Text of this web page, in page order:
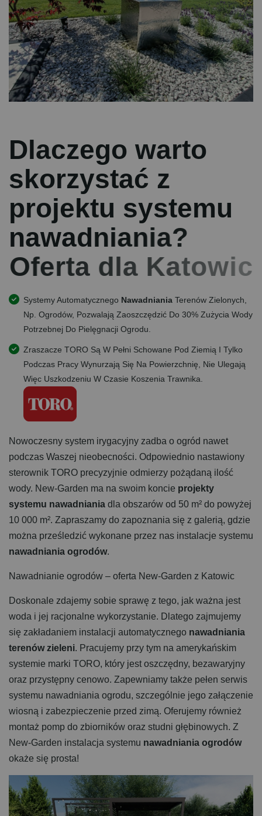
Dlaczego warto
skorzystać z
projektu systemu
nawadniania?
Oferta dla Katowic
Systemy Automatycznego Nawadniania Terenów Zielonych,
Np. Ogrodów, Pozwalają Zaoszczędzić Do 30% Zużycia Wody
Potrzebnej Do Pielęgnacji Ogrodu.
Zraszacze TORO Są W Pełni Schowane Pod Ziemią I Tylko
Podczas Pracy Wynurzają Się Na Powierzchnię, Nie Ulegają
Więc Uszkodzeniu W Czasie Koszenia Trawnika.
Nowoczesny system irygacyjny zadba o ogród nawet
podczas Waszej nieobecności. Odpowiednio nastawiony
sterownik TORO precyzyjnie odmierzy pożądaną ilość
wody. New-Garden ma na swoim koncie projekty
systemu nawadniania dla obszarów od 50 m² do powyżej
10 000 m². Zapraszamy do zapoznania się z galerią, gdzie
można prześledzić wykonane przez nas instalacje systemu
nawadniania ogrodów.
Nawadnianie ogrodów – oferta New-Garden z Katowic
Doskonale zdajemy sobie sprawę z tego, jak ważna jest
woda i jej racjonalne wykorzystanie. Dlatego zajmujemy
się zakładaniem instalacji automatycznego nawadniania
terenów zieleni. Pracujemy przy tym na amerykańskim
systemie marki TORO, który jest oszczędny, bezawaryjny
oraz przystępny cenowo. Zapewniamy także pełen serwis
systemu nawadniania ogrodu, szczególnie jego załączenie
wiosną i zabezpieczenie przed zimą. Oferujemy również
montaż pomp do zbiorników oraz studni głębinowych. Z
New-Garden instalacja systemu nawadniania ogrodów
okaże się prosta!